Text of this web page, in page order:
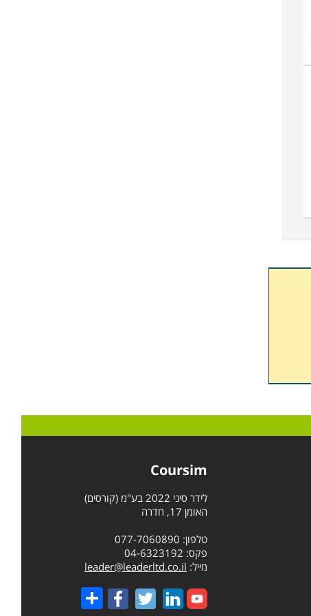
Coursim
לידר סיני 2022 בע"מ (קורסים)
האומן 17, חדרה
טלפון: 077-7060890
פקס: 04-6323192
מייל: leader@leaderltd.co.il
Share